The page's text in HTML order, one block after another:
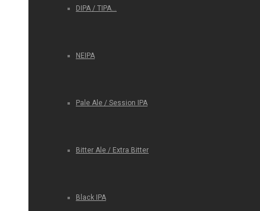
DIPA / TIPA…
NEIPA
Pale Ale / Session IPA
Bitter Ale / Extra Bitter
Black IPA